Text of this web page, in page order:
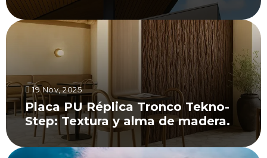
19 Nov, 2025
Placa PU Réplica Tronco Tekno-
Step: Textura y alma de madera.